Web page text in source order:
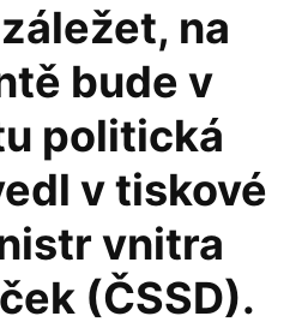
na
bude v
politická
v tiskové
vnitra
(ČSSD).